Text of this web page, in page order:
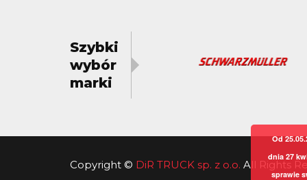
Szybki
wybór
marki
Copyright © DiR TRUCK sp. z o.o. All Rights
Od
dnia 27
sprawie